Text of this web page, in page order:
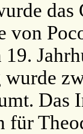
von
wurde
Das